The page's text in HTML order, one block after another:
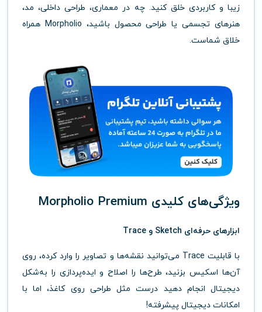
زیبا و کاربردی خلق کنید. چه در معماری، طراحی داخلی، مد،
هنرهای تجسمی یا طراحی محصول باشید، Morpholio همراه
خلاق شماست.
ویژگی‌های کلیدی Morpholio Premium
ابزارهای حرفه‌ای Sketch و Trace
با قابلیت Trace می‌توانید نقشه‌ها و تصاویر را وارد کرده، روی
آن‌ها اسکیس بزنید، طرح‌ها را اصلاح و ایده‌پردازی را به‌شکل
دیجیتال انجام دهید درست مثل طراحی روی کاغذ، اما با
امکانات دیجیتال پیشرفته!